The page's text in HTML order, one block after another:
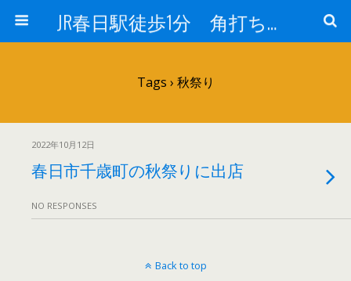
JR春日駅徒歩1分 角打ち 酒のフヨー
Tags › 秋祭り
2022年10月12日
春日市千歳町の秋祭りに出店
NO RESPONSES
Back to top